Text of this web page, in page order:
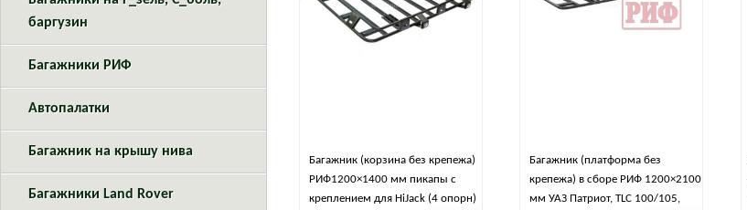
Багажник (корзина без крепежа)
РИФ1200×1400 мм пикапы с
креплением для HiJack (4 опорн)
Багажник (платформа без
крепежа) в сборе РИФ 1200×2100
мм УАЗ Патриот, TLC 100/105,
баргузин
Багажники РИФ
Автопалатки
Багажник на крышу нива
Багажники Land Rover